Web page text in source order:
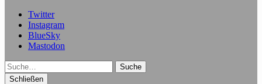
Twitter
Instagram
BlueSky
Mastodon
Suche
Schließen